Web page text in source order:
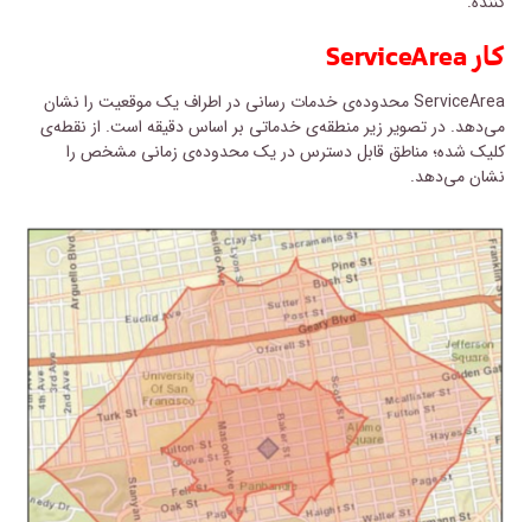
کار ServiceArea
ServiceArea محدوده‌ی خدمات رسانی در اطراف یک موقعیت را نشان
می‌دهد. در تصویر زیر منطقه‌ی خدماتی بر اساس دقیقه است. از نقطه‌ی
کلیک شده؛ مناطق قابل دسترس در یک محدوده‌ی زمانی مشخص را
نشان می‌دهد.